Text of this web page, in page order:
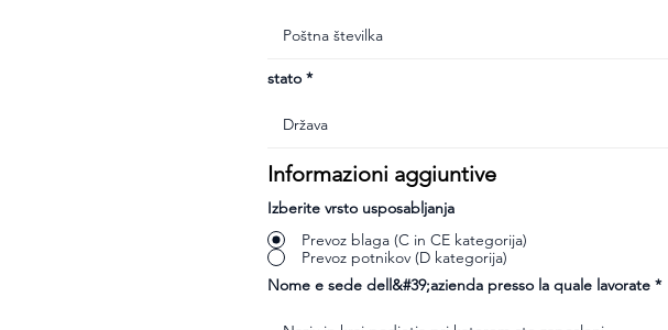
stato
Informazioni aggiuntive
Izberite vrsto usposabljanja
Prevoz blaga (C in CE kategorija)
Prevoz potnikov (D kategorija)
Nome e sede dell&#39;azienda presso la quale lavorate